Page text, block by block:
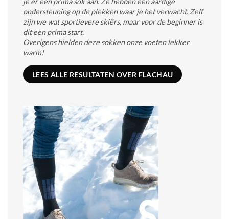
ondersteuning op de plekken waar je het verwacht. Zelf
zijn we wat sportievere skiërs, maar voor de beginner is
dit een prima start.
Overigens hielden deze sokken onze voeten lekker
warm!
LEES ALLE RESULTATEN OVER FLACHAU